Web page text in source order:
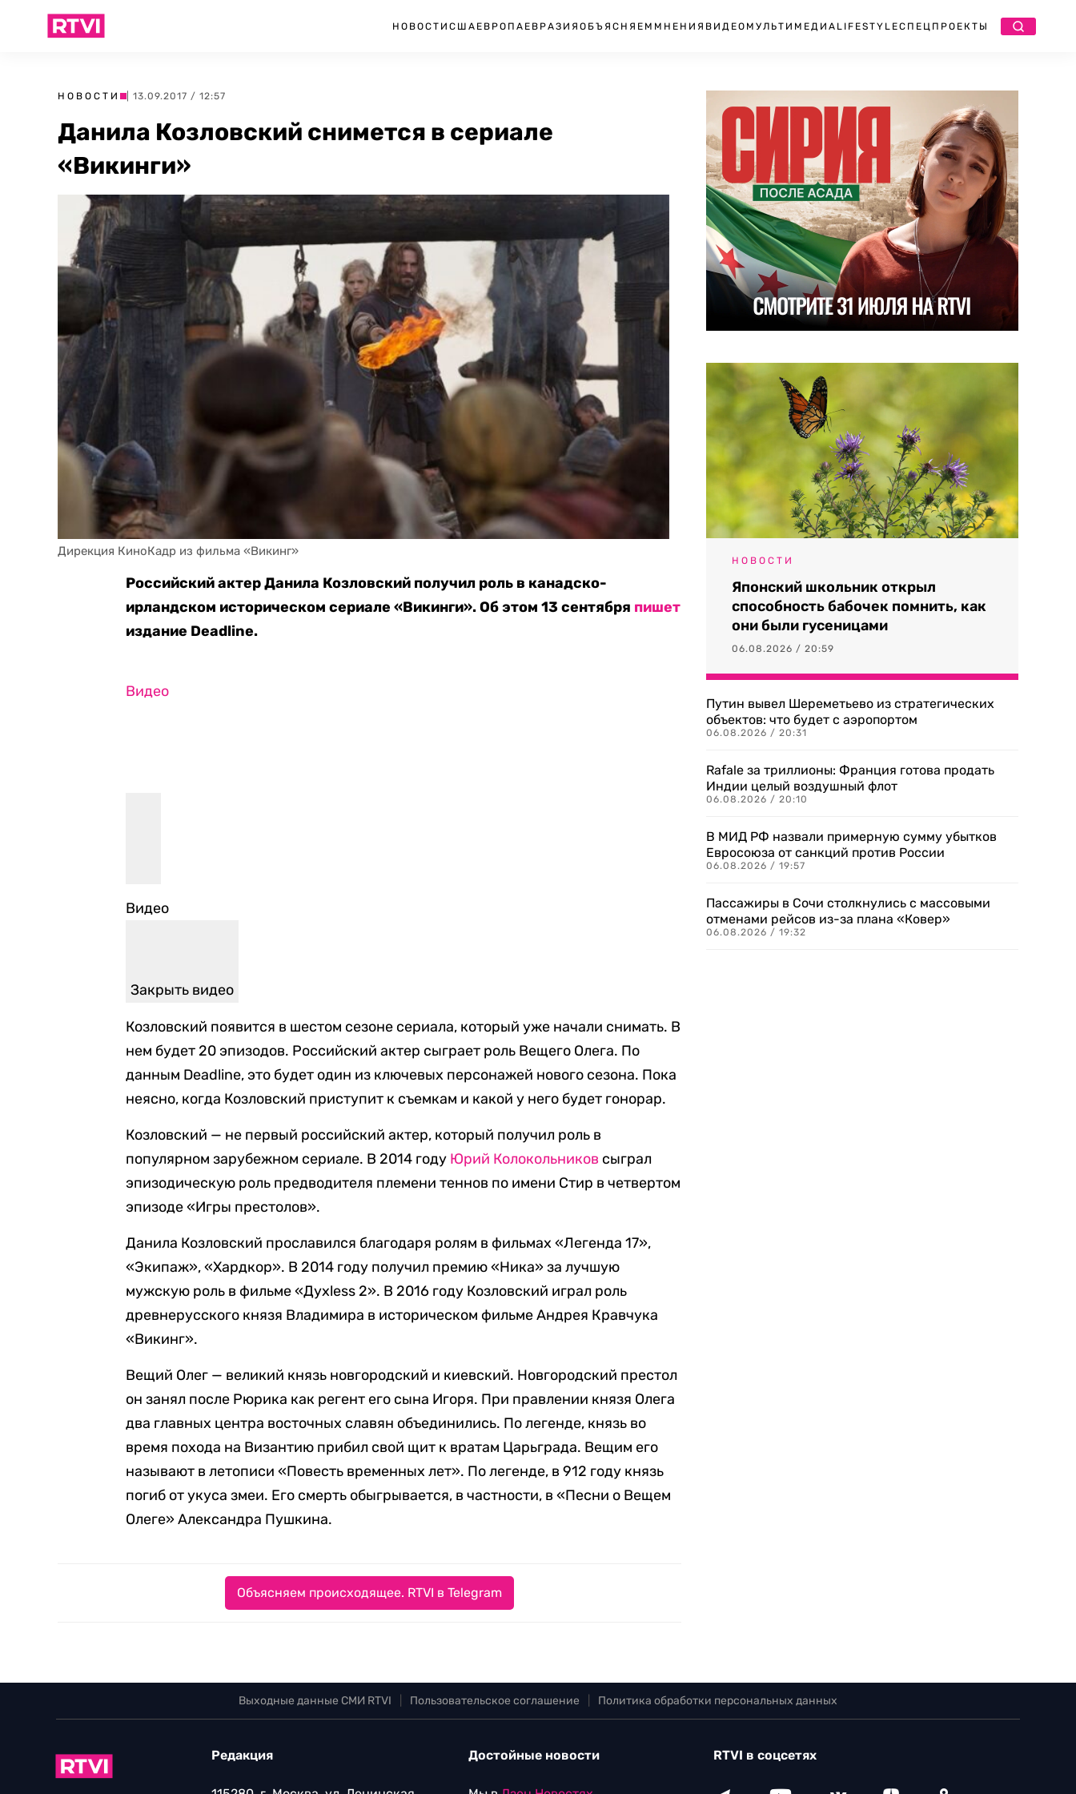
НОВОСТИ США ЕВРОПА ЕВРАЗИЯ ОБЪЯСНЯЕМ МНЕНИЯ ВИДЕО МУЛЬТИМЕДИА LIFESTYLEСПЕЦПРОЕКТЫ
НОВОСТИ | 13.09.2017 / 12:57
Данила Козловский снимется в сериале
«Викинги»
Дирекция КиноКадр из фильма «Викинг»
Российский актер Данила Козловский получил роль в канадско-
ирландском историческом сериале «Викинги». Об этом 13 сентября пишет
издание Deadline.
Видео
Видео
Закрыть видео
Козловский появится в шестом сезоне сериала, который уже начали снимать. В
нем будет 20 эпизодов. Российский актер сыграет роль Вещего Олега. По
данным Deadline, это будет один из ключевых персонажей нового сезона. Пока
неясно, когда Козловский приступит к съемкам и какой у него будет гонорар.
Козловский — не первый российский актер, который получил роль в
популярном зарубежном сериале. В 2014 году Юрий Колокольников сыграл
эпизодическую роль предводителя племени теннов по имени Стир в четвертом
эпизоде «Игры престолов».
Данила Козловский прославился благодаря ролям в фильмах «Легенда 17»,
«Экипаж», «Хардкор». В 2014 году получил премию «Ника» за лучшую
мужскую роль в фильме «Духless 2». В 2016 году Козловский играл роль
древнерусского князя Владимира в историческом фильме Андрея Кравчука
«Викинг».
Вещий Олег — великий князь новгородский и киевский. Новгородский престол
он занял после Рюрика как регент его сына Игоря. При правлении князя Олега
два главных центра восточных славян объединились. По легенде, князь во
время похода на Византию прибил свой щит к вратам Царьграда. Вещим его
называют в летописи «Повесть временных лет». По легенде, в 912 году князь
погиб от укуса змеи. Его смерть обыгрывается, в частности, в «Песни о Вещем
Олеге» Александра Пушкина.
Объясняем происходящее. RTVI в Telegram
НОВОСТИ
Японский школьник открыл
способность бабочек помнить, как
они были гусеницами
06.08.2026 / 20:59
Путин вывел Шереметьево из стратегических
объектов: что будет с аэропортом
06.08.2026 / 20:31
Rafale за триллионы: Франция готова продать
Индии целый воздушный флот
06.08.2026 / 20:10
В МИД РФ назвали примерную сумму убытков
Евросоюза от санкций против России
06.08.2026 / 19:57
Пассажиры в Сочи столкнулись с массовыми
отменами рейсов из-за плана «Ковер»
06.08.2026 / 19:32
Выходные данные СМИ RTVI Пользовательское соглашение Политика обработки персональных данных
Редакция Достойные новости RTVI в соцсетях